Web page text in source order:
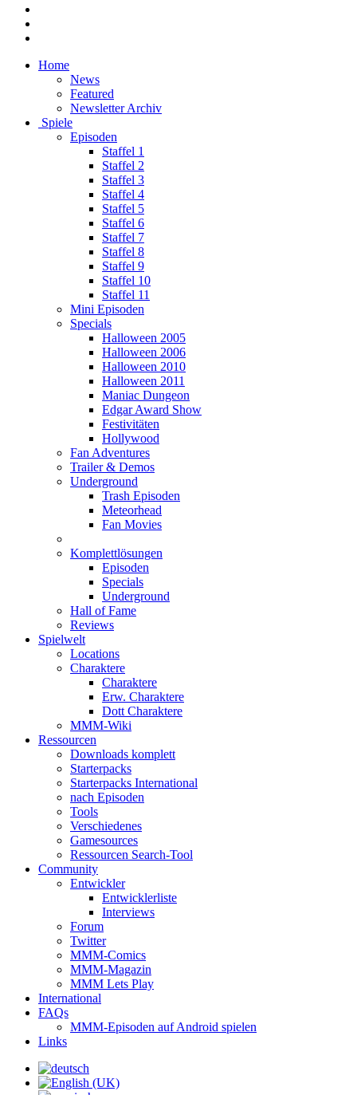
Home
News
Featured
Newsletter Archiv
Spiele
Episoden
Staffel 1
Staffel 2
Staffel 3
Staffel 4
Staffel 5
Staffel 6
Staffel 7
Staffel 8
Staffel 9
Staffel 10
Staffel 11
Mini Episoden
Specials
Halloween 2005
Halloween 2006
Halloween 2010
Halloween 2011
Maniac Dungeon
Edgar Award Show
Festivitäten
Hollywood
Fan Adventures
Trailer & Demos
Underground
Trash Episoden
Meteorhead
Fan Movies
Komplettlösungen
Episoden
Specials
Underground
Hall of Fame
Reviews
Spielwelt
Locations
Charaktere
Charaktere
Erw. Charaktere
Dott Charaktere
MMM-Wiki
Ressourcen
Downloads komplett
Starterpacks
Starterpacks International
nach Episoden
Tools
Verschiedenes
Gamesources
Ressourcen Search-Tool
Community
Entwickler
Entwicklerliste
Interviews
Forum
Twitter
MMM-Comics
MMM-Magazin
MMM Lets Play
International
FAQs
MMM-Episoden auf Android spielen
Links